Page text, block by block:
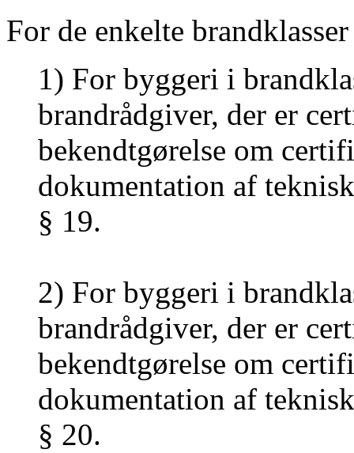
For de enkelte
1) For byggeri i
brandrådgiver, der er
bekendtgørelse om
dokumentation af
§ 19.
2) For byggeri i
brandrådgiver, der er
bekendtgørelse om
dokumentation af
§ 20.